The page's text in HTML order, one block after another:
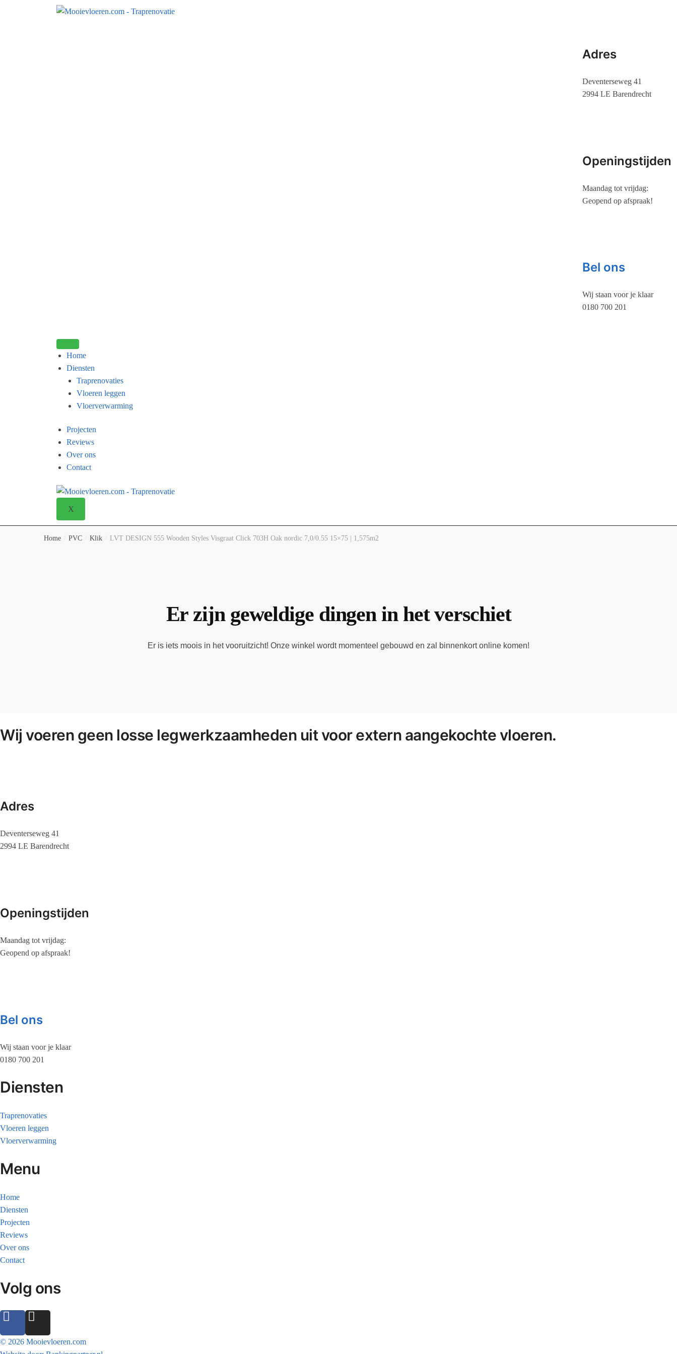
Adres
Deventerseweg 41
2994 LE Barendrecht
Openingstijden
Maandag tot vrijdag:
Geopend op afspraak!
Bel ons
Wij staan voor je klaar
0180 700 201
Home
Diensten
Traprenovaties
Vloeren leggen
Vloerverwarming
Projecten
Reviews
Over ons
Contact
X
Home PVC Klik LVT DESIGN 555 Wooden Styles Visgraat Click 703H Oak nordic 7,0/0.55 15×75 | 1,575m2
Er zijn geweldige dingen in het verschiet
Er is iets moois in het vooruitzicht! Onze winkel wordt momenteel gebouwd en zal binnenkort online komen!
Wij voeren geen losse legwerkzaamheden uit voor extern aangekochte vloeren.
Adres
Deventerseweg 41
2994 LE Barendrecht
Openingstijden
Maandag tot vrijdag:
Geopend op afspraak!
Bel ons
Wij staan voor je klaar
0180 700 201
Diensten
Traprenovaties
Vloeren leggen
Vloerverwarming
Menu
Home
Diensten
Projecten
Reviews
Over ons
Contact
Volg ons
© 2026 Mooievloeren.com